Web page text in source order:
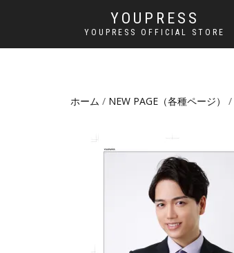
YOUPRESS
YOUPRESS OFFICIAL STORE
ホーム / NEW PAGE（各種ページ） /